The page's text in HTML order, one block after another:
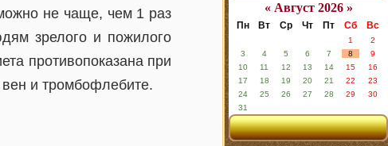
не чаще, чем 1 раз
зрелого и пожилого
противопоказана при
и тромбофлебите.
« Август 2026 »
Пн Вт Ср Чт Пт Сб Вс
1
2
3
4 5 6 7 8
9
10
11 12 13 14 15
16
17
18 19 20 21 22
23
24
25 26 27 28 29
30
31